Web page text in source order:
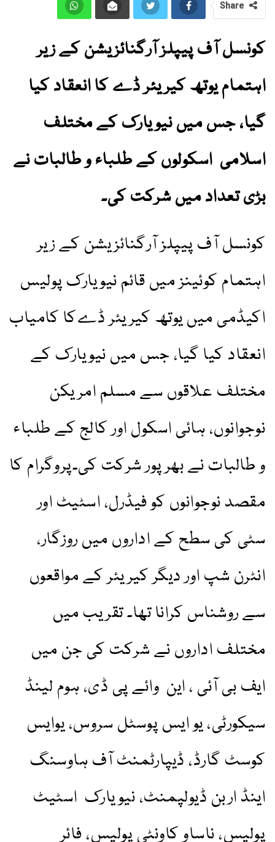
Share
کونسل آف پیپلز آرگنائزیشن کے زیر
اہتمام یوتھ کیریئر ڈے کا انعقاد کیا
گیا، جس میں نیویارک کے مختلف
اسلامی اسکولوں کے طلباء و طالبات نے
بڑی تعداد میں شرکت کی۔
کونسل آف پیپلز آرگنائزیشن کے زیر
اہتمام کوئینز میں قائم نیویارک پولیس
اکیڈمی میں یوتھ کیریئر ڈےکا کامیاب
انعقاد کیا گیا، جس میں نیویارک کے
مختلف علاقوں سے مسلم امریکن
نوجوانوں، ہائی اسکول اور کالج کے طلباء
و طالبات نے بھرپور شرکت کی۔پروگرام کا
مقصد نوجوانوں کو فیڈرل، اسٹیٹ اور
سٹی کی سطح کے اداروں میں روزگار،
انٹرن شپ اور دیگر کیریئر کے مواقعوں
سے روشناس کرانا تھا۔ تقریب میں
مختلف اداروں نے شرکت کی جن میں
ایف بی آئی ، این وائے پی ڈی، ہوم لینڈ
سیکورٹی، یو ایس پوسٹل سروس، یوایس
کوسٹ گارڈ، ڈیپارٹمنٹ آف ہاوسنگ
اینڈ اربن ڈیولپمنٹ، نیویارک اسٹیٹ
پولیس، ناساو کاونٹی پولیس، فائر